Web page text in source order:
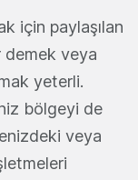
için paylaşılan
demek veya
yeterli.
bölgeyi de
veya